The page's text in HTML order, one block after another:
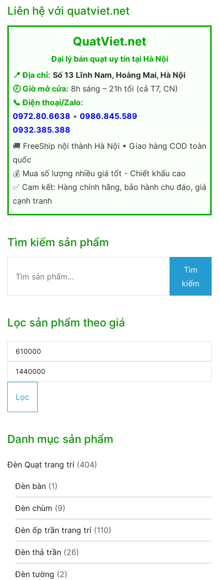
Liên hệ với quatviet.net
QuatViet.net
Đại lý bán quạt uy tín tại Hà Nội
📍 Địa chỉ: Số 13 Lĩnh Nam, Hoàng Mai, Hà Nội
🕗 Giờ mở cửa: 8h sáng – 21h tối (cả T7, CN)
📞 Điện thoại/Zalo:
0972.80.6638 • 0986.845.589
0932.385.388
🚚 FreeShip nội thành Hà Nội • Giao hàng COD toàn
quốc
💰 Mua số lượng nhiều giá tốt - Chiết khấu cao
✅ Cam kết: Hàng chính hãng, bảo hành chu đáo, giá
cạnh tranh
Tìm kiếm sản phẩm
kiếm:
Tìm
kiếm
Lọc sản phẩm theo giá
Giá
thiểu
Giá
tối
Lọc
Danh mục sản phẩm
Đèn Quạt trang trí (404)
Đèn bàn (1)
Đèn chùm (9)
Đèn ốp trần trang trí (110)
Đèn thả trần (26)
Đèn tường (2)